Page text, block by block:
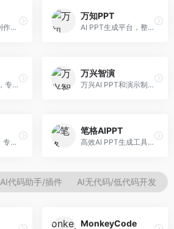
AI智能演示内容创作平台，专注于叙事演示。面向内容创作者，提供故事创作、演示生成、动画设计等服务，演示内容生动有趣。
万知PPT
AI PPT生成平台，整合知识库与创作功能。面向职场人士，支持内容检索、PPT生成、设计优化等服务，知识整合能力强。
AI PPT生成工具，专注于演示文稿智能创作。面向职场人士，支持主题输入、内容生成、设计美化等功能，PPT制作效率高。
万兴智演
万兴AI PPT和演示制作软件，整合视频演示功能。面向职场人士和教育工作者，提供PPT生成、演示录制、视频制作等服务，演示功能完善。
AI文生图表工具，专注于数据可视化展示。面向数据分析师和职场人士，提供图表生成、数据可视化、PPT嵌入等服务，数据展示专业。
笔格AIPPT
高效AI PPT生成工具，专注于演示文稿智能创作。面向职场人士，支持主题输入、内容生成、设计美化等功能，PPT制作效率高。
AI代码助手/插件 AI无代码/低代码开发
MonkeyCode